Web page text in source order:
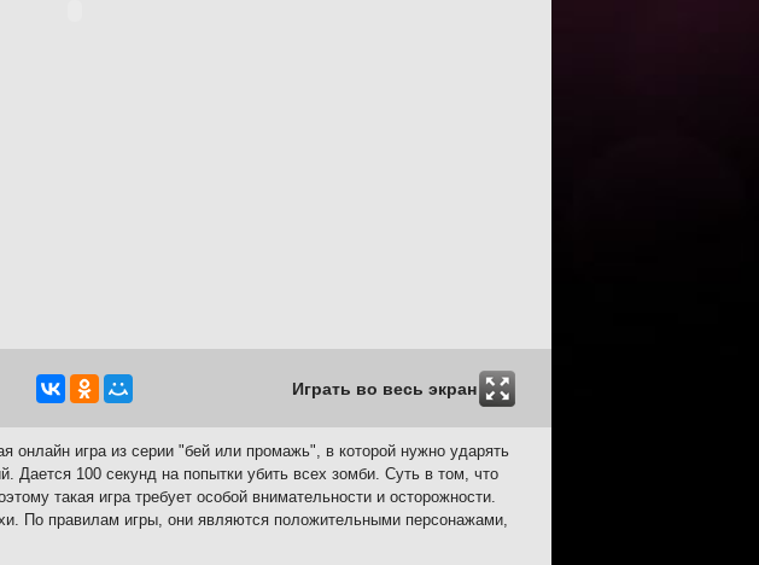
Играть во весь экран
онлайн игра из серии "бей или промажь", в которой нужно ударять
Дается 100 секунд на попытки убить всех зомби. Суть в том, что
такая игра требует особой внимательности и осторожности.
По правилам игры, они являются положительными персонажами,